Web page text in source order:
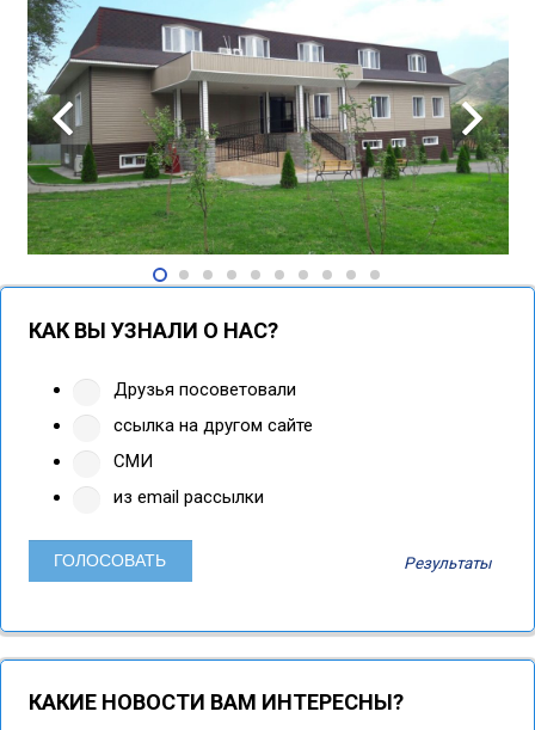
КАК ВЫ УЗНАЛИ О НАС?
Друзья посоветовали
ссылка на другом сайте
СМИ
из email рассылки
Результаты
КАКИЕ НОВОСТИ ВАМ ИНТЕРЕСНЫ?